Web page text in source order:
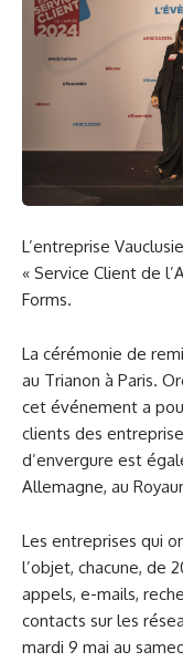
L’entreprise
« Service Client de
Forms.
La cérémonie de
au Trianon à Paris.
cet événement a
clients des
d’envergure est
Allemagne, au
Les entreprises qui
l’objet, chacune, de
appels, e-mails,
contacts sur les
mardi 9 mai au